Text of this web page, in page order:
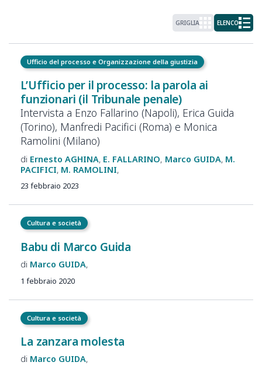
GRIGLIA ELENCO
Ufficio del processo e Organizzazione della giustizia
L’Ufficio per il processo: la parola ai
funzionari (il Tribunale penale)
Intervista a Enzo Fallarino (Napoli), Erica Guida
(Torino), Manfredi Pacifici (Roma) e Monica
Ramolini (Milano)
Ernesto AGHINA E. FALLARINO Marco GUIDA M.
PACIFICI M. RAMOLINI
23 febbraio 2023
Cultura e società
Babu di Marco Guida
Marco GUIDA
1 febbraio 2020
Cultura e società
La zanzara molesta
Marco GUIDA